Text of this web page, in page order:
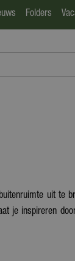
Folders
uit te
je inspireren